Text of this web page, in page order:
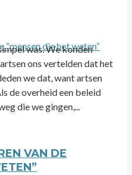
was. We konden
ons vertelden dat het
we dat, want artsen
de overheid een beleid
die we gingen,...
VAN DE